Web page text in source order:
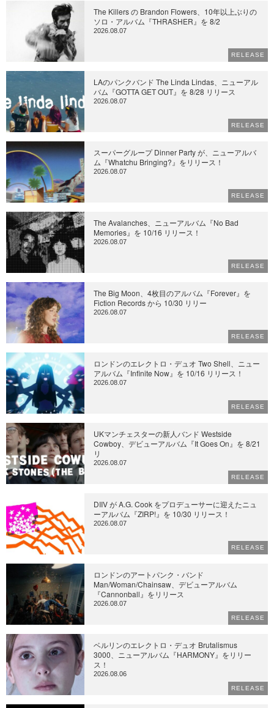
The Killers の Brandon Flowers、10年以上ぶりの
ソロ・アルバム『THRASHER』を 8/2
2026.08.07
RELEASE
LAのパンクバンド The Linda Lindas、ニューアル
バム『GOTTA GET OUT』を 8/28 リリース
2026.08.07
RELEASE
スーパーグループ Dinner Party が、ニューアルバ
ム『Whatchu Bringing?』をリリース！
2026.08.07
RELEASE
The Avalanches、ニューアルバム『No Bad
Memories』を 10/16 リリース！
2026.08.07
RELEASE
The Big Moon、4枚目のアルバム『Forever』を
Fiction Records から 10/30 リリー
2026.08.07
RELEASE
ロンドンのエレクトロ・デュオ Two Shell、ニュー
アルバム『Infinite Now』を 10/16 リリース！
2026.08.07
RELEASE
UKマンチェスターの新人バンド Westside
Cowboy、デビューアルバム『It Goes On』を 8/21
リ
2026.08.07
RELEASE
DIIV が A.G. Cook をプロデューサーに迎えたニュ
ーアルバム『ZIRP!』を 10/30 リリース！
2026.08.07
RELEASE
ロンドンのアートパンク・バンド
Man/Woman/Chainsaw、デビューアルバム
『Cannonball』をリリース
2026.08.07
RELEASE
ベルリンのエレクトロ・デュオ Brutalismus
3000、ニューアルバム『HARMONY』をリリー
ス！
2026.08.06
RELEASE